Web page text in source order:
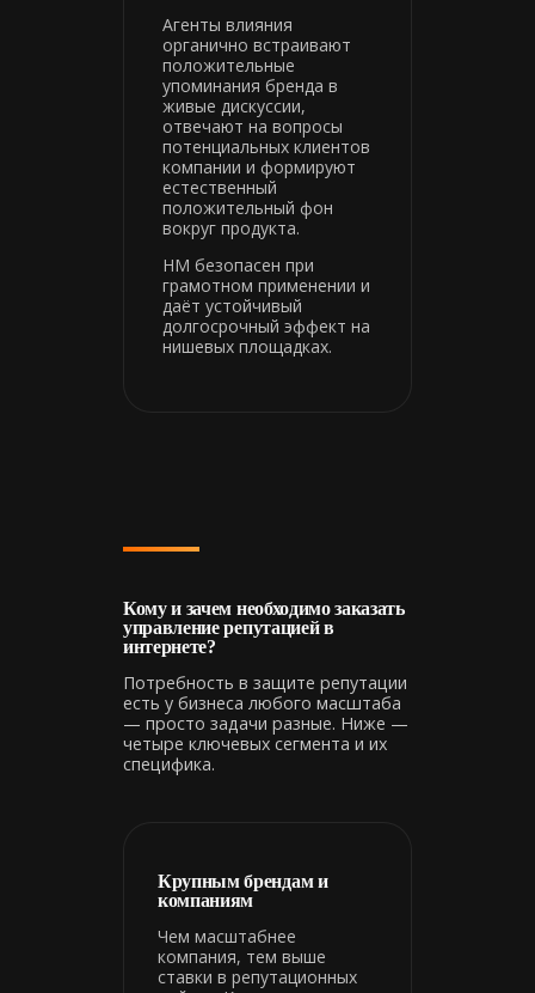
Агенты влияния
органично встраивают
положительные
упоминания бренда в
живые дискуссии,
отвечают на вопросы
потенциальных клиентов
компании и формируют
естественный
положительный фон
вокруг продукта.
HM безопасен при
грамотном применении и
даёт устойчивый
долгосрочный эффект на
нишевых площадках.
Кому и зачем необходимо заказать
управление репутацией в
интернете?
Потребность в защите репутации
есть у бизнеса любого масштаба
— просто задачи разные. Ниже —
четыре ключевых сегмента и их
специфика.
Крупным брендам и
компаниям
Чем масштабнее
компания, тем выше
ставки в репутационных